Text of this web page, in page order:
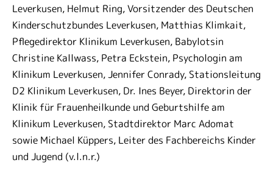
Leverkusen, Helmut Ring, Vorsitzender des Deutschen
Kinderschutzbundes Leverkusen, Matthias Klimkait,
Pflegedirektor Klinikum Leverkusen, Babylotsin
Christine Kallwass, Petra Eckstein, Psychologin am
Klinikum Leverkusen, Jennifer Conrady, Stationsleitung
D2 Klinikum Leverkusen, Dr. Ines Beyer, Direktorin der
Klinik für Frauenheilkunde und Geburtshilfe am
Klinikum Leverkusen, Stadtdirektor Marc Adomat
sowie Michael Küppers, Leiter des Fachbereichs Kinder
und Jugend (v.l.n.r.)